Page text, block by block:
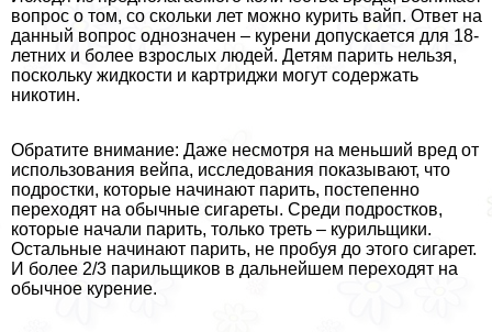
вопрос о том, со скольки лет можно курить вайп. Ответ на
данный вопрос однозначен – курени допускается для 18-
летних и более взрослых людей. Детям парить нельзя,
поскольку жидкости и картриджи могут содержать
никотин.
Обратите внимание: Даже несмотря на меньший вред от
использования вейпа, исследования показывают, что
подростки, которые начинают парить, постепенно
переходят на обычные сигареты. Среди подростков,
которые начали парить, только треть – курильщики.
Остальные начинают парить, не пробуя до этого сигарет.
И более 2/3 парильщиков в дальнейшем переходят на
обычное курение.